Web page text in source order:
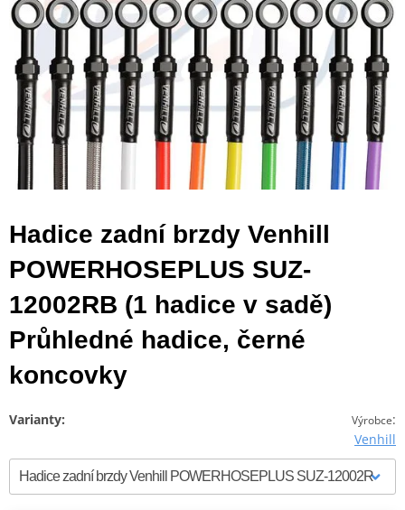
Hadice zadní brzdy Venhill
POWERHOSEPLUS SUZ-
12002RB (1 hadice v sadě)
Průhledné hadice, černé
koncovky
Výrobce:
Venhill
Varianty: